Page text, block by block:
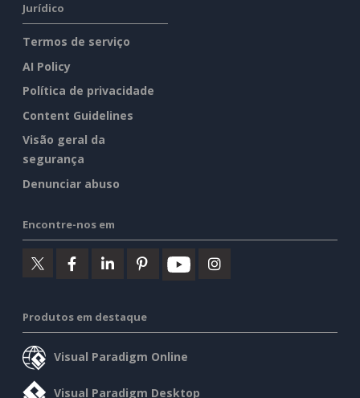
Jurídico
Termos de serviço
AI Policy
Política de privacidade
Content Guidelines
Visão geral da
segurança
Denunciar abuso
Encontre-nos em
Produtos em destaque
Visual Paradigm Online
Visual Paradigm Desktop